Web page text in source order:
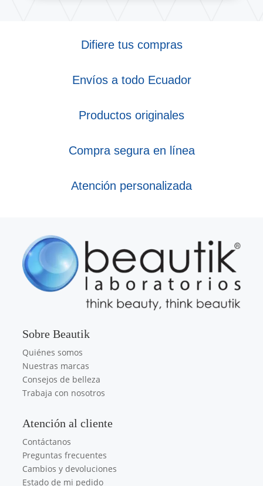
Difiere tus compras
Envíos a todo Ecuador
Productos originales
Compra segura en línea
Atención personalizada
Sobre Beautik
Quiénes somos
Nuestras marcas
Consejos de belleza
Trabaja con nosotros
Atención al cliente
Contáctanos
Preguntas frecuentes
Cambios y devoluciones
Estado de mi pedido